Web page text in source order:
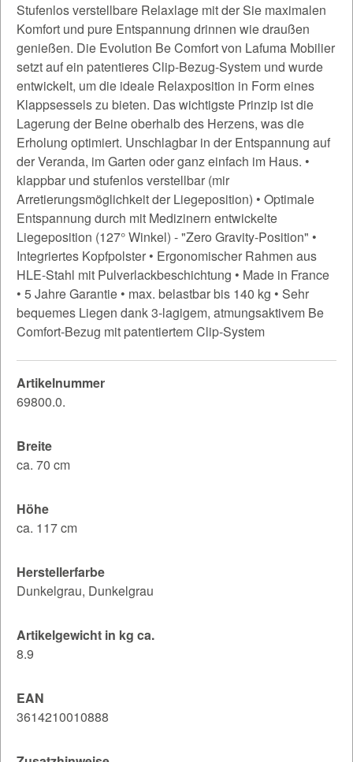
Stufenlos verstellbare Relaxlage mit der Sie maximalen
Komfort und pure Entspannung drinnen wie draußen
genießen. Die Evolution Be Comfort von Lafuma Mobilier
setzt auf ein patentieres Clip-Bezug-System und wurde
entwickelt, um die ideale Relaxposition in Form eines
Klappsessels zu bieten. Das wichtigste Prinzip ist die
Lagerung der Beine oberhalb des Herzens, was die
Erholung optimiert. Unschlagbar in der Entspannung auf
der Veranda, im Garten oder ganz einfach im Haus. •
klappbar und stufenlos verstellbar (mir
Arretierungsmöglichkeit der Liegeposition) • Optimale
Entspannung durch mit Medizinern entwickelte
Liegeposition (127° Winkel) - "Zero Gravity-Position" •
Integriertes Kopfpolster • Ergonomischer Rahmen aus
HLE-Stahl mit Pulverlackbeschichtung • Made in France
• 5 Jahre Garantie • max. belastbar bis 140 kg • Sehr
bequemes Liegen dank 3-lagigem, atmungsaktivem Be
Comfort-Bezug mit patentiertem Clip-System
Artikelnummer
69800.0.
Breite
ca. 70 cm
Höhe
ca. 117 cm
Herstellerfarbe
Dunkelgrau, Dunkelgrau
Artikelgewicht in kg ca.
8.9
EAN
3614210010888